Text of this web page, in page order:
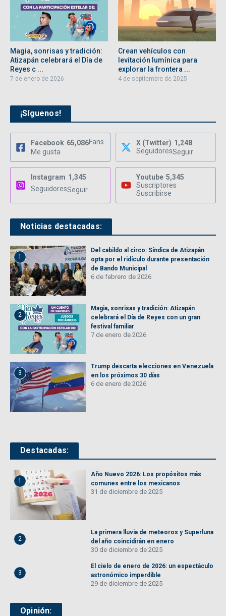
Magia, sonrisas y tradición:
Atizapán celebrará el Día de
Reyes c ...
7 de enero de 2026
Crean vehículos con
levitación lumínica para
explorar la frontera ...
4 de septiembre de 2025
¡Síguenos!
Facebook 65,086Fans
Me gusta
X (Twitter) 1,248
SeguidoresSeguir
Instagram 1,345
SeguidoresSeguir
Youtube 5,345
Suscriptores
Suscribirse
Noticias destacadas:
1
Del cabildo al circo: Síndica de Atizapán
opta por el ridículo durante presentación
de Bando Municipal
6 de febrero de 2026
2
Magia, sonrisas y tradición: Atizapán
celebrará el Día de Reyes con un gran
festival familiar
7 de enero de 2026
3
Trump descarta elecciones en Venezuela
en los próximos 30 días
6 de enero de 2026
Destacadas:
1
Año Nuevo 2026: Los propósitos más
comunes entre los mexicanos
31 de diciembre de 2025
2
La primera lluvia de meteoros y Superluna
del año coincidirán en enero
30 de diciembre de 2025
3
El cielo de enero de 2026: un espectáculo
astronómico imperdible
29 de diciembre de 2025
Opinión: